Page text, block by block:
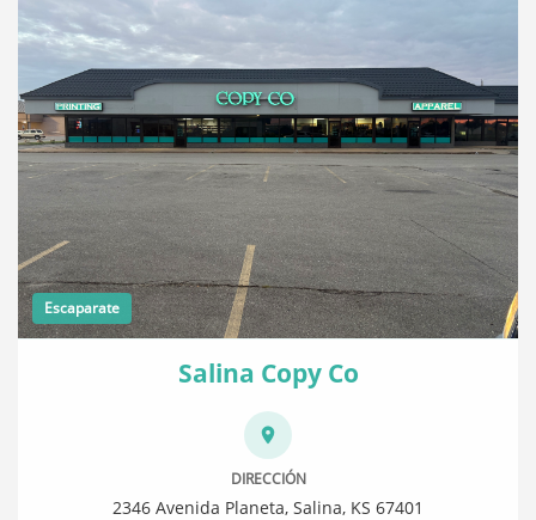
Escaparate
Salina Copy Co
DIRECCIÓN
2346 Avenida Planeta, Salina, KS 67401